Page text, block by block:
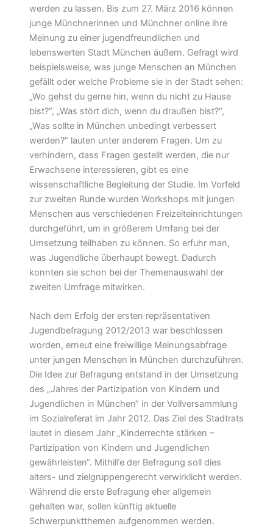
werden zu lassen. Bis zum 27. März 2016 können
junge Münchnerinnen und Münchner online ihre
Meinung zu einer jugendfreundlichen und
lebenswerten Stadt München äußern. Gefragt wird
beispielsweise, was junge Menschen an München
gefällt oder welche Probleme sie in der Stadt sehen:
„Wo gehst du gerne hin, wenn du nicht zu Hause
bist?“, „Was stört dich, wenn du draußen bist?“,
„Was sollte in München unbedingt verbessert
werden?“ lauten unter anderem Fragen. Um zu
verhindern, dass Fragen gestellt werden, die nur
Erwachsene interessieren, gibt es eine
wissenschaftliche Begleitung der Studie. Im Vorfeld
zur zweiten Runde wurden Workshops mit jungen
Menschen aus verschiedenen Freizeiteinrichtungen
durchgeführt, um in größerem Umfang bei der
Umsetzung teilhaben zu können. So erfuhr man,
was Jugendliche überhaupt bewegt. Dadurch
konnten sie schon bei der Themenauswahl der
zweiten Umfrage mitwirken.
Nach dem Erfolg der ersten repräsentativen
Jugendbefragung 2012/2013 war beschlossen
worden, erneut eine freiwillige Meinungsabfrage
unter jungen Menschen in München durchzuführen.
Die Idee zur Befragung entstand in der Umsetzung
des „Jahres der Partizipation von Kindern und
Jugendlichen in München“ in der Vollversammlung
im Sozialreferat im Jahr 2012. Das Ziel des Stadtrats
lautet in diesem Jahr „Kinderrechte stärken –
Partizipation von Kindern und Jugendlichen
gewährleisten“. Mithilfe der Befragung soll dies
alters- und zielgruppengerecht verwirklicht werden.
Während die erste Befragung eher allgemein
gehalten war, sollen künftig aktuelle
Schwerpunktthemen aufgenommen werden.